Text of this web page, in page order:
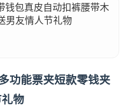
钱包真皮自动扣裤腰带木
男友情人节礼物
功能票夹短款零钱夹
物